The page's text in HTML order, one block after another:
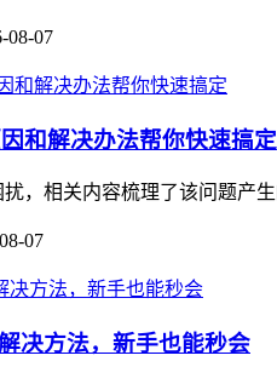
08-07
和解决办法帮你快速搞定
，相关内容梳理了该问题
07
决方法，新手也能秒会